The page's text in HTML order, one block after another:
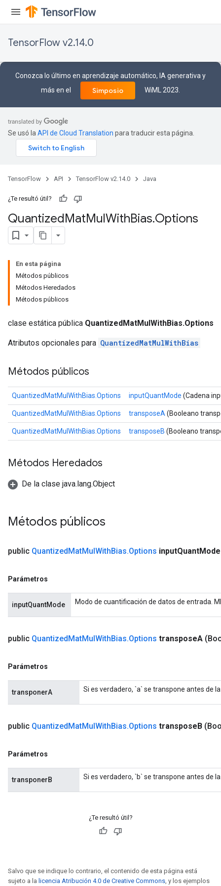
TensorFlow v2.14.0
Conozca lo último en aprendizaje automático, IA generativa y
más en el
Simposio WiML 2023.
Se usó la API de Cloud Translation para traducir esta página.
TensorFlow API TensorFlow v2.14.0 Java
¿Te resultó útil?
QuantizedMatMulWithBias.Options
En esta página
Métodos públicos
Métodos Heredados
Métodos públicos
clase estática pública QuantizedMatMulWithBias.Options
Atributos opcionales para QuantizedMatMulWithBias
Métodos públicos
QuantizedMatMulWithBias.Options inputQuantMode (Cadena
QuantizedMatMulWithBias.Options transposeA (Booleano
QuantizedMatMulWithBias.Options transposeB (Booleano
Métodos Heredados
De la clase java.lang.Object
Métodos públicos
public QuantizedMatMulWithBias.Options inputQuantMode
Parámetros
inputQuantMode Modo de cuantificación de datos de entrada.
public QuantizedMatMulWithBias.Options transposeA
Parámetros
transponerA Si es verdadero, `a` se transpone antes de
public QuantizedMatMulWithBias.Options transposeB
Parámetros
transponerB Si es verdadero, `b` se transpone antes de
¿Te resultó útil?
Salvo que se indique lo contrario, el contenido de esta página está
sujeto a la licencia Atribución 4.0 de Creative Commons, y los ejemplos